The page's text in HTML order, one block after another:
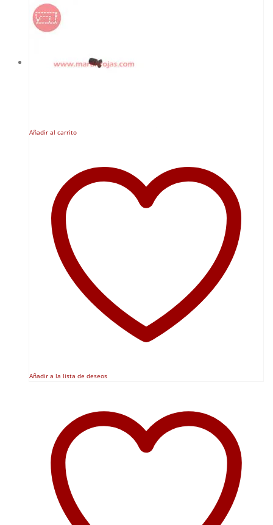
Añadir al carrito
Añadir a la lista de deseos